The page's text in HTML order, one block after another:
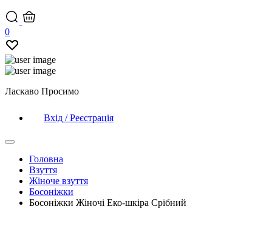
0
Ласкаво Просимо
Вхід / Реєстрація
Головна
Взуття
Жіноче взуття
Босоніжки
Босоніжки Жіночі Еко-шкіра Срібний